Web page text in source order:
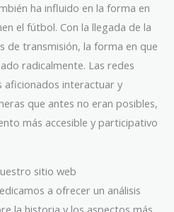
ha influido en la forma en
el fútbol. Con la llegada de la
de transmisión, la forma en que
radicalmente. Las redes
aficionados interactuar y
que antes no eran posibles,
más accesible y participativo
sitio web
a ofrecer un análisis
la historia y los aspectos más